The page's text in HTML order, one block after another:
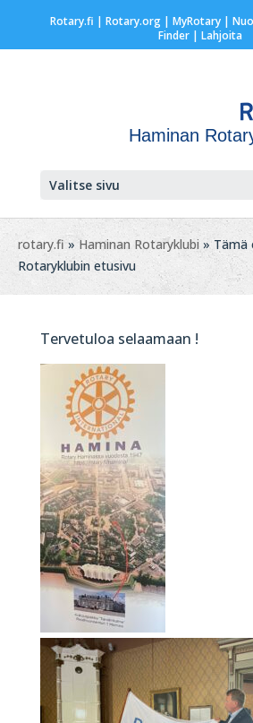
Rotary.fi | Rotary.org| MyRotary |
Finder| Lahjoita
Haminan
Valitse sivu
rotary.fi »Haminan Rotaryklubi » Tämä
Rotaryklubin etusivu
Tervetuloa selaamaan !